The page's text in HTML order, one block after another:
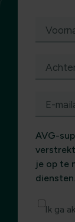
E-
AVG-
je op te
Ik ga